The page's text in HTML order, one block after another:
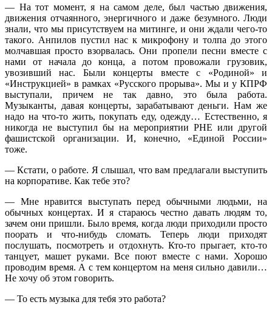
— На тот момент, я на самом деле, был частью движения,
движения отчаянного, энергичного и даже безумного. Люди
знали, что мы присутствуем на митинге, и они ждали чего-то
такого. Анпилов пустил нас к микрофону и толпа до этого
молчавшая просто взорвалась. Они пропели песни вместе с
нами от начала до конца, а потом провожали грузовик,
увозивший нас. Были концерты вместе с «Родиной» и
«Инструкцией» в рамках «Русского прорыва». Мы и у КПРФ
выступали, причем не так давно, это была работа.
Музыканты, давая концерты, зарабатывают деньги. Нам же
надо на что-то жить, покупать еду, одежду… Естественно, я
никогда не выступил бы на мероприятии РНЕ или другой
фашистской организации. И, конечно, «Единой России»
тоже.
— Кстати, о работе. Я слышал, что вам предлагали выступить
на корпоративе. Как тебе это?
— Мне нравится выступать перед обычными людьми, на
обычных концертах. И я стараюсь честно давать людям то,
зачем они пришли. Было время, когда люди приходили просто
поорать и что-нибудь сломать. Теперь люди приходят
послушать, посмотреть и отдохнуть. Кто-то прыгает, кто-то
танцует, машет руками. Все поют вместе с нами. Хорошо
проводим время. А с тем концертом на меня сильно давили…
Не хочу об этом говорить.
— То есть музыка для тебя это работа?